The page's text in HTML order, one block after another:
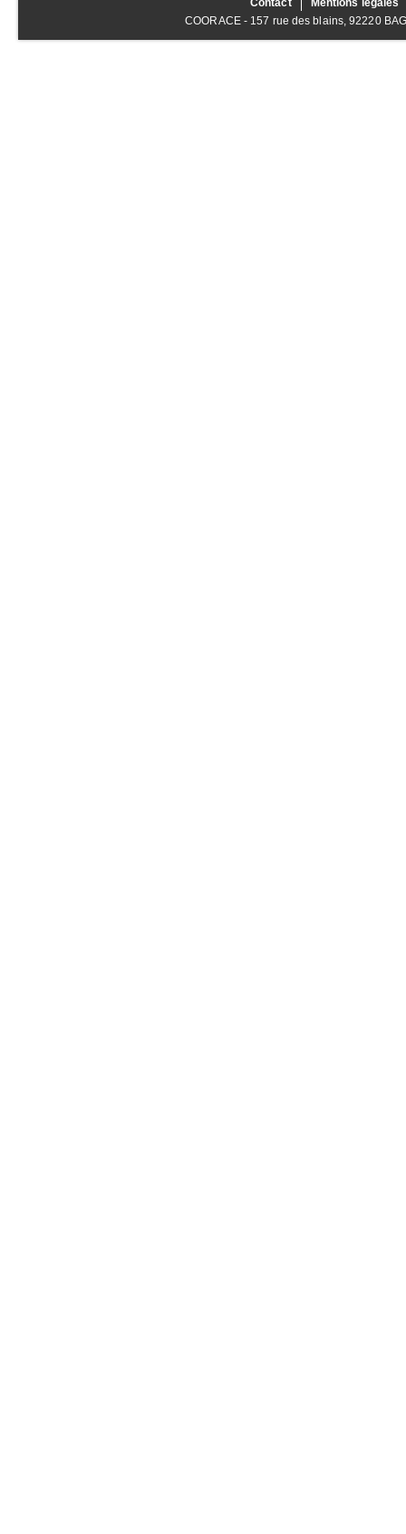
Contact
Mentions légales
COORACE - 157 rue des blains, 92220